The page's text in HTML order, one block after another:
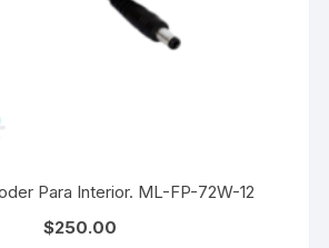
Para Interior. ML-FP-72W-12
$250.00